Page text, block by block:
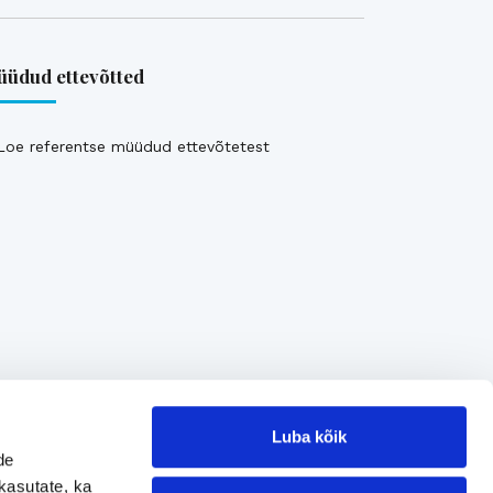
ka
Luba kõik
ettevõtted
referentse müüdud ettevõtetest